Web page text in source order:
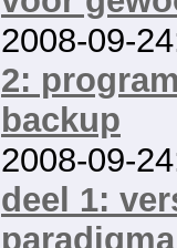
2008-09-
2:
backup
2008-09-
deel 1: